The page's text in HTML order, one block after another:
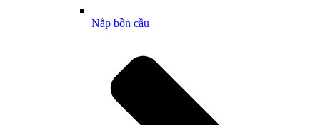
Nắp bồn cầu